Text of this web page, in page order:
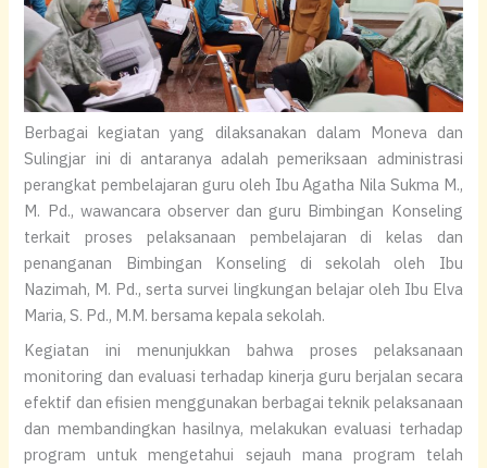
Berbagai kegiatan yang dilaksanakan dalam Moneva dan
Sulingjar ini di antaranya adalah pemeriksaan administrasi
perangkat pembelajaran guru oleh Ibu Agatha Nila Sukma M.,
M. Pd., wawancara observer dan guru Bimbingan Konseling
terkait proses pelaksanaan pembelajaran di kelas dan
penanganan Bimbingan Konseling di sekolah oleh Ibu
Nazimah, M. Pd., serta survei lingkungan belajar oleh Ibu Elva
Maria, S. Pd., M.M. bersama kepala sekolah.
Kegiatan ini menunjukkan bahwa proses pelaksanaan
monitoring dan evaluasi terhadap kinerja guru berjalan secara
efektif dan efisien menggunakan berbagai teknik pelaksanaan
dan membandingkan hasilnya, melakukan evaluasi terhadap
program untuk mengetahui sejauh mana program telah